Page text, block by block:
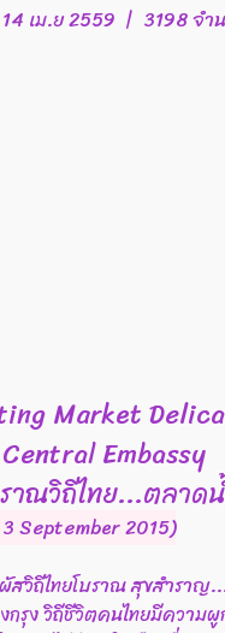
เม.ย 2559 | 3198 จำ
Market
Embassy
าณวิถีไทย...ตลาด
September 2015)
สวิถีไทยโบราณ สุขสำราญ
รุง วิถีชีวิตคนไทยมีความ